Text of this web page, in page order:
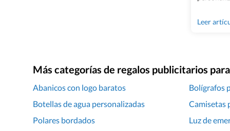
todavía
Leer
Más categorías de regalos publicitarios
Abanicos con logo baratos Bolígrafos
Botellas de agua personalizadas
Camisetas
Polares bordados
Luz de